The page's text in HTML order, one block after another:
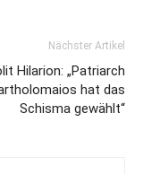
Nächster Artikel
Hilarion: „Patriarch
hat das
Schisma gewählt“